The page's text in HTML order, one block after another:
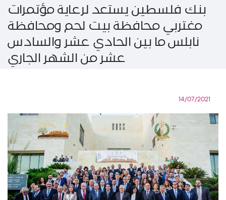
بنك فلسطين يستعد لرعاية مؤتمرات
مغتربي محافظة بيت لحم ومحافظة
نابلس ما بين الحادي عشر والسادس
عشر من الشهر الجاري
14/07/2021